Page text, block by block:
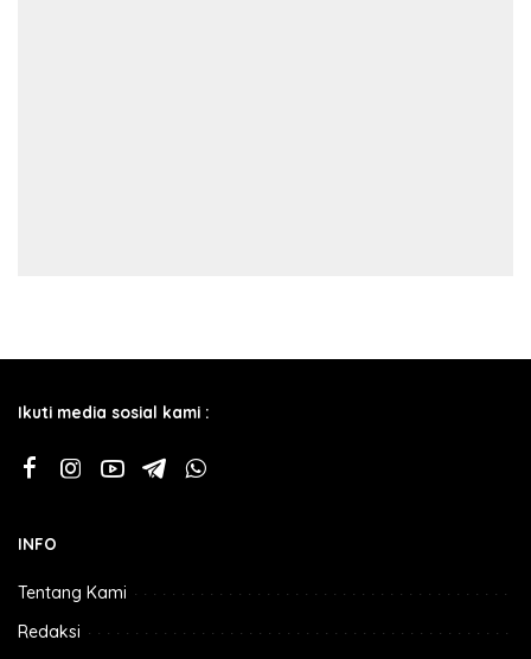
Ikuti media sosial kami :
INFO
Tentang Kami
Redaksi